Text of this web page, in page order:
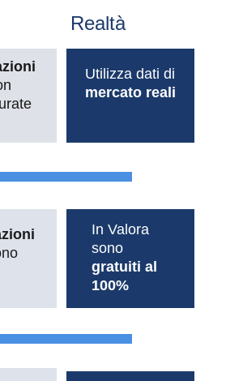
Realtà
Utilizza dati di
mercato reali
In Valora
sono
gratuiti al
100%